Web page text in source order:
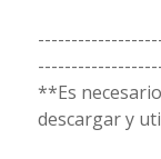
**Es
descargar y